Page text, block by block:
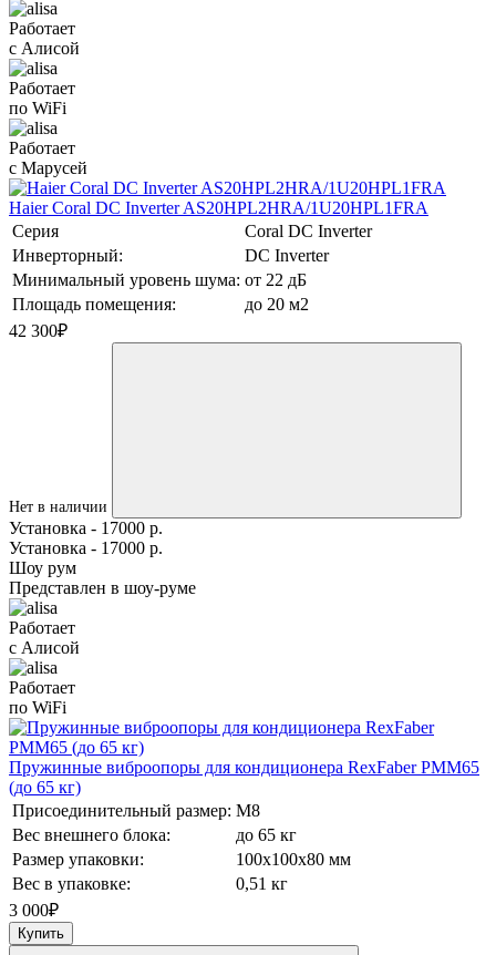
Работает
с Алисой
Работает
по WiFi
Работает
с Марусей
Haier Coral DC Inverter AS20HPL2HRA/1U20HPL1FRA
Серия
Coral DC Inverter
Инверторный:
DC Inverter
Минимальный уровень шума: от 22 дБ
Площадь помещения:
до 20 м2
42 300₽
Нет в наличии
Установка - 17000 р.
Установка - 17000 р.
Шоу рум
Представлен в шоу-руме
Работает
с Алисой
Работает
по WiFi
Пружинные виброопоры для кондиционера RexFaber PMM65
(до 65 кг)
Присоединительный размер: М8
Вес внешнего блока:
до 65 кг
Размер упаковки:
100х100х80 мм
Вес в упаковке:
0,51 кг
3 000₽
Купить